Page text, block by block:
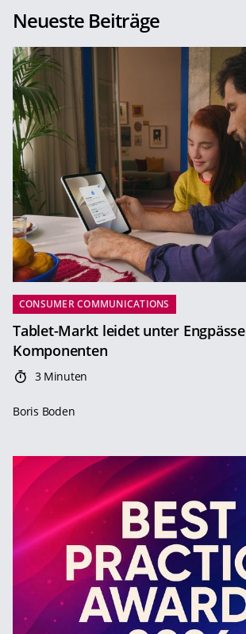
Neueste Beiträge
CONSUMER COMMUNICATIONS
Tablet-Markt leidet unter
Komponenten
3 Minuten
Boris Boden